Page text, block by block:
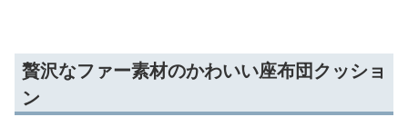
贅沢なファー素材のかわいい座布団クッショ
ン